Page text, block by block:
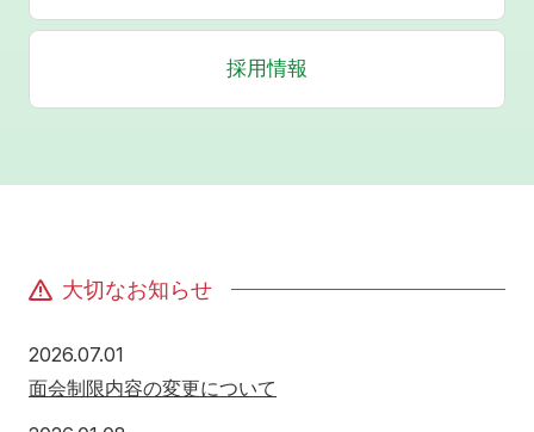
採用情報
大切なお知らせ
2026.07.01
面会制限内容の変更について